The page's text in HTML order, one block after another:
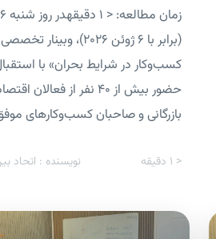
(برابر با ۶ ژوئن ۲۰۲۶)،
کسب‌وکار در شرایط بحران» با
حضور بیش از ۴۰ نفر از
بازرگانی و صاحبان کسب‌وکارهای
< 1 دقیقه نویسنده : اتحاد